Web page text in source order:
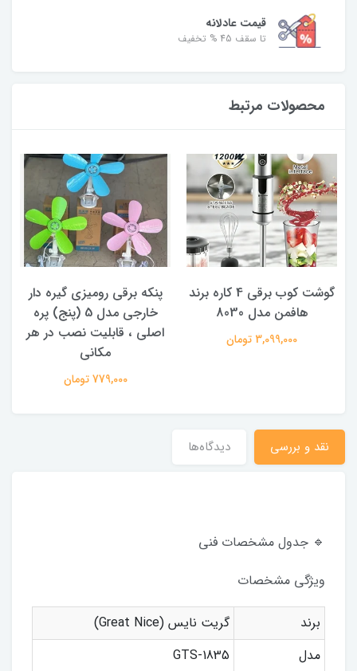
قیمت عادلانه
تا سقف 45 % تخفیف
محصولات مرتبط
گوشت کوب برقی 4 کاره برند
هافمن مدل 8030
3,099,000 تومان
پنکه برقی رومیزی گیره دار
خارجی مدل 5 (پنج) پره
اصلی ، قابلیت نصب در هر
مکانی
779,000 تومان
نقد و بررسی دیدگاه‌ها
🔹 جدول مشخصات فنی
ویژگی مشخصات
برند
گریت نایس (Great Nice)
مدل
GTS-1835